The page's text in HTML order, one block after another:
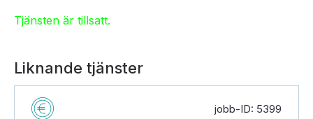
Tjänsten är tillsatt.
Liknande tjänster
jobb-ID: 5399